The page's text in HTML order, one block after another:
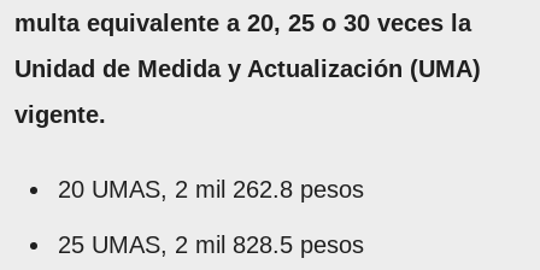
multa equivalente a 20, 25 o 30 veces la
Unidad de Medida y Actualización (UMA)
vigente.
20 UMAS, 2 mil 262.8 pesos
25 UMAS, 2 mil 828.5 pesos